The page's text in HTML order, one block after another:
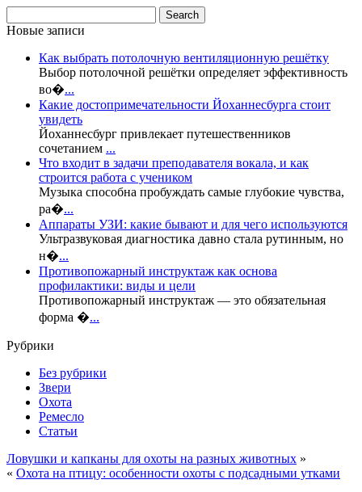
Новые записи
Как выбрать потолочную вентиляционную решётку
Выбор потолочной решётки определяет эффективность
во�...
Какие достопримечательности Йоханнесбурга стоит
увидеть
Йоханнесбург привлекает путешественников
сочетанием ...
Что входит в задачи преподавателя вокала, и как
строится работа с учеником
Музыка способна пробуждать самые глубокие чувства,
ра�...
Аппараты УЗИ: какие бывают и для чего используются
Ультразвуковая диагностика давно стала рутинным, но
н�...
Противопожарный инструктаж как основа
профилактики: виды и цели
Противопожарный инструктаж — это обязательная
форма �...
Рубрики
Без рубрики
Звери
Охота
Ремесло
Статьи
Ловушки и капканы для охоты на разных животных »
« Охота на птицу: особенности охоты с подсадными утками